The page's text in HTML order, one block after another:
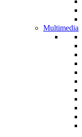
Multimedia